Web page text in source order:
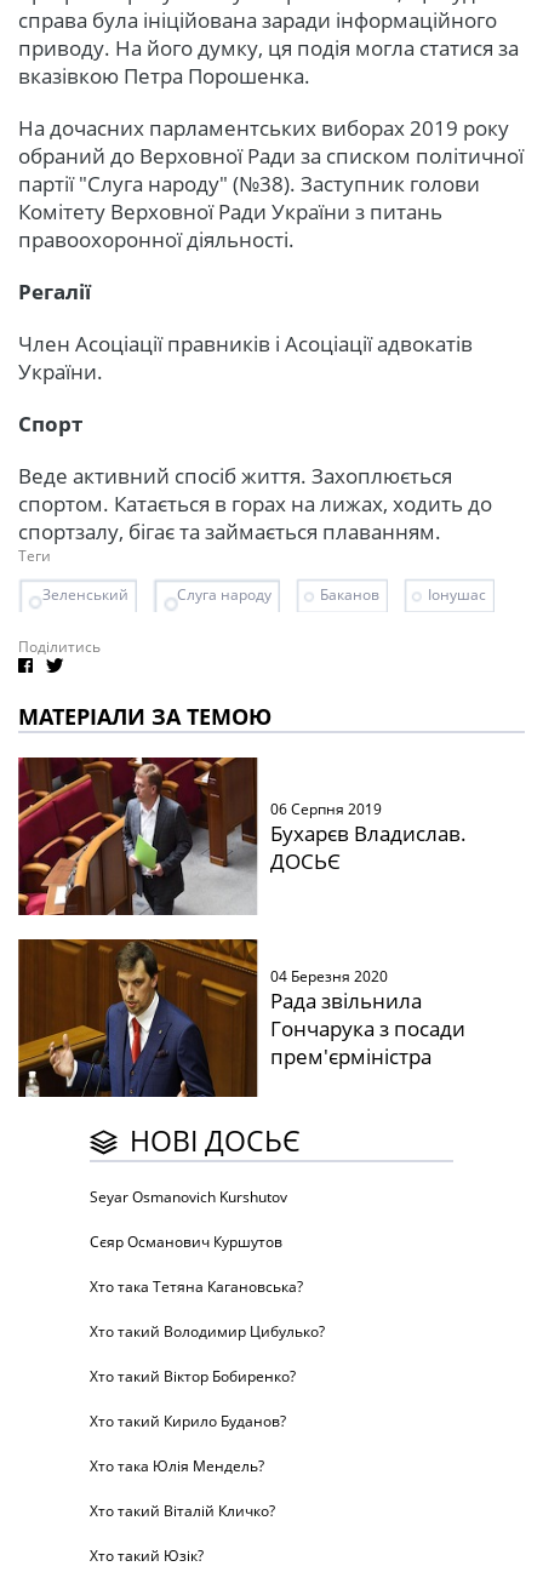
справа була ініційована заради інформаційного
приводу. На його думку, ця подія могла статися за
вказівкою Петра Порошенка.
На дочасних парламентських виборах 2019 року
обраний до Верховної Ради за списком політичної
партії "Слуга народу" (№38). Заступник голови
Комітету Верховної Ради України з питань
правоохоронної діяльності.
Регалії
Член Асоціації правників і Асоціації адвокатів
України.
Спорт
Веде активний спосіб життя. Захоплюється
спортом. Катається в горах на лижах, ходить до
спортзалу, бігає та займається плаванням.
Теги
Зеленський
Слуга народу Баканов Іонушас
Поділитись
МАТЕРІАЛИ ЗА ТЕМОЮ
06 Серпня 2019
Бухарєв Владислав.
ДОСЬЄ
04 Березня 2020
Рада звільнила
Гончарука з посади
прем'єрміністра
НОВІ ДОСЬЄ
Seyar Osmanovich Kurshutov
Сєяр Османович Куршутов
Хто така Тетяна Кагановська?
Хто такий Володимир Цибулько?
Хто такий Віктор Бобиренко?
Хто такий Кирило Буданов?
Хто така Юлія Мендель?
Хто такий Віталій Кличко?
Хто такий Юзік?